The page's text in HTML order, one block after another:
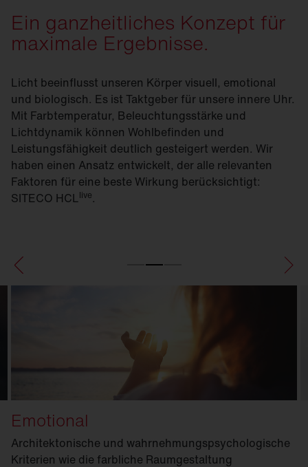
Ein ganzheitliches Konzept für
maximale Ergebnisse.
Licht beeinflusst unseren Körper visuell, emotional
und biologisch. Es ist Taktgeber für unsere innere Uhr.
Mit Farb­temperatur, Beleuchtungsstärke und
Lichtdynamik können Wohlbefinden und
Leistungsfähigkeit deutlich gesteigert werden. Wir
haben einen Ansatz entwickelt, der alle relevanten
Faktoren für eine beste Wirkung berücksichtigt:
SITECO HCLlive.
Emotional
Architektonische und wahrnehmungspsychologische
Kriterien wie die farbliche Raumgestaltung